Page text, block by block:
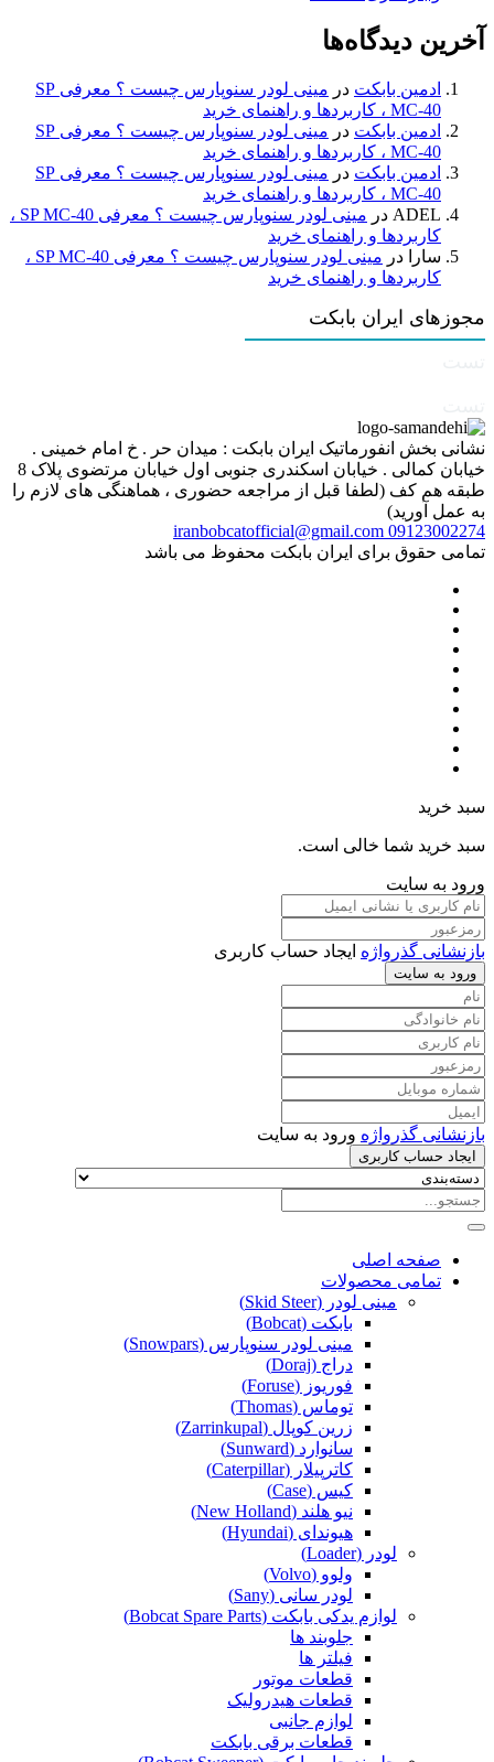
آخرین دیدگاه‌ها
ادمین بابکت در
مینی لودر سنوپارس چیست ؟ معرفی SP
MC-40 ، کاربردها و راهنمای خرید
ادمین بابکت در
مینی لودر سنوپارس چیست ؟ معرفی SP
MC-40 ، کاربردها و راهنمای خرید
ادمین بابکت در
مینی لودر سنوپارس چیست ؟ معرفی SP
MC-40 ، کاربردها و راهنمای خرید
ADEL در
مینی لودر سنوپارس چیست ؟ معرفی SP MC-40 ،
کاربردها و راهنمای خرید
سارا
در
مینی لودر سنوپارس چیست ؟ معرفی SP MC-40 ،
کاربردها و راهنمای خرید
مجوزهای ایران بابکت
نشانی بخش انفورماتیک ایران بابکت : میدان حر . خ امام خمینی .
خیابان کمالی . خیابان اسکندری جنوبی اول خیابان مرتضوی پلاک 8
طبقه هم کف (لطفا قبل از مراجعه حضوری ، هماهنگی های لازم را
به عمل آورید)
09123002274
iranbobcatofficial@gmail.com
تمامی حقوق برای ایران بابکت محفوظ می باشد
سبد خرید
سبد خرید شما خالی است.
ورود به سایت
بازنشانی گذرواژه ایجاد حساب کاربری
ورود به سایت
بازنشانی گذرواژه ورود به سایت
ایجاد حساب کاربری
صفحه اصلی
تمامی محصولات
مینی لودر (Skid Steer)
بابکت (Bobcat)
مینی لودر سنوپارس (Snowpars)
دراج (Doraj)
فوریوز (Foruse)
توماس (Thomas)
زرین کوپال (Zarrinkupal)
سانوارد (Sunward)
کاترپیلار (Caterpillar)
کیس (Case)
نیو هلند (New Holland)
هیوندای (Hyundai)
لودر (Loader)
ولوو (Volvo)
لودر سانی (Sany)
لوازم یدکی بابکت (Bobcat Spare Parts)
جلوبند ها
فیلتر ها
قطعات موتور
قطعات هیدرولیک
لوازم جانبی
قطعات برقی بابکت